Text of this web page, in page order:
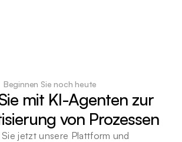
Beginnen Sie noch heute
mit KI-Agenten zur
von Prozessen
jetzt unsere Plattform und